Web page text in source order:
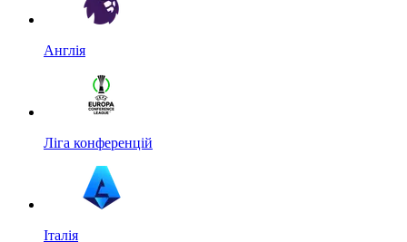
Англія
Ліга конференцій
Італія